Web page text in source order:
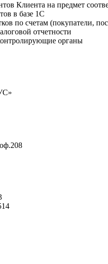
Клиента на предмет
в базе 1С
по счетам (покупатели,
отчетности
органы